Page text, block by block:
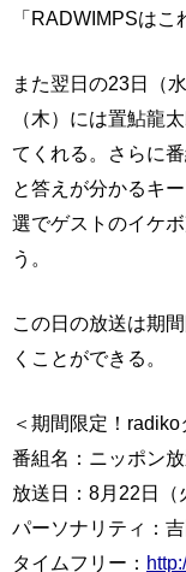
「RADWIMPSは
また翌日の23日（
（木）には置鮎龍
てくれる。さらに
と答えが分かるキ
選でゲストのイケ
う。
この日の放送は期
くことができる。
＜期間限定！
番組名：ニッポン
放送日：8月22日
パーソナリティ：
タイムフリー：